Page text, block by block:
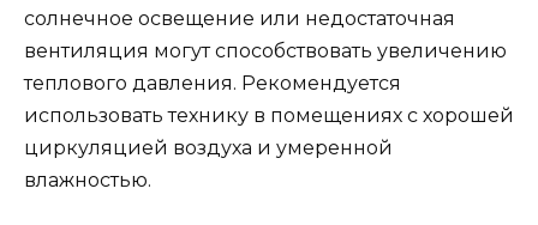
солнечное освещение или недостаточная
вентиляция могут способствовать увеличению
теплового давления. Рекомендуется
использовать технику в помещениях с хорошей
циркуляцией воздуха и умеренной
влажностью.